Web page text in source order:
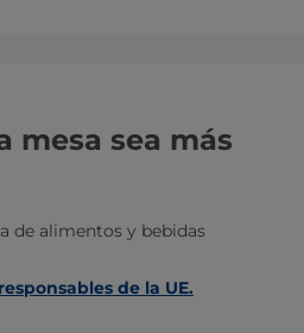
mesa sea más
de alimentos y bebidas
de la UE.